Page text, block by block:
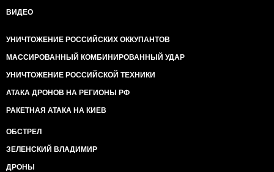
ВИДЕО
УНИЧТОЖЕНИЕ РОССИЙСКИХ ОККУПАНТОВ
МАССИРОВАННЫЙ КОМБИНИРОВАННЫЙ УДАР
УНИЧТОЖЕНИЕ РОССИЙСКОЙ ТЕХНИКИ
АТАКА ДРОНОВ НА РЕГИОНЫ РФ
РАКЕТНАЯ АТАКА НА КИЕВ
ОБСТРЕЛ
ЗЕЛЕНСКИЙ ВЛАДИМИР
ДРОНЫ